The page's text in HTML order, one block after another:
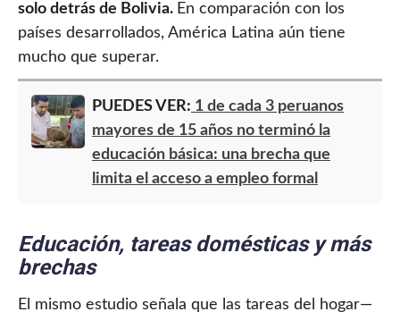
solo detrás de Bolivia. En comparación con los
países desarrollados, América Latina aún tiene
mucho que superar.
PUEDES VER: 1 de cada 3 peruanos
mayores de 15 años no terminó la
educación básica: una brecha que
limita el acceso a empleo formal
Educación, tareas domésticas y más
brechas
El mismo estudio señala que las tareas del hogar—